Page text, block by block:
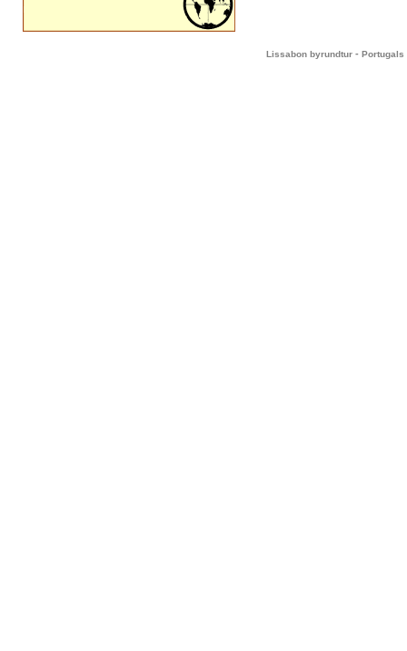
Lissabon byrundtur - Portugals